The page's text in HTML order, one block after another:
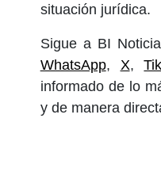
situación jurídica.
Sigue a BI
WhatsApp, X,
informado de lo
y de manera